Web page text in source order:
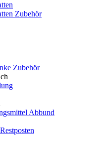
Zubehör
Zubehör
Abbund